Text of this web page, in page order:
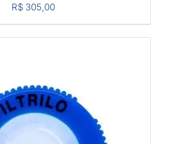
R$ 305,00